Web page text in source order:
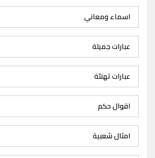
اسماء ومعاني
عبارات جميلة
عبارات تهنئة
اقوال حكم
امثال شعبية